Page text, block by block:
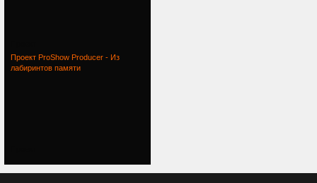
Проект ProShow Producer - Из
лабиринтов памяти